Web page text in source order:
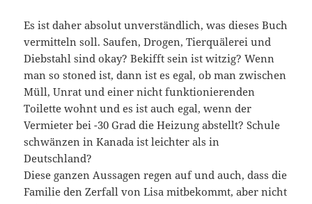
Es ist daher absolut unverständlich, was dieses Buch
vermitteln soll. Saufen, Drogen, Tierquälerei und
Diebstahl sind okay? Bekifft sein ist witzig? Wenn
man so stoned ist, dann ist es egal, ob man zwischen
Müll, Unrat und einer nicht funktionierenden
Toilette wohnt und es ist auch egal, wenn der
Vermieter bei -30 Grad die Heizung abstellt? Schule
schwänzen in Kanada ist leichter als in
Deutschland?
Diese ganzen Aussagen regen auf und auch, dass die
Familie den Zerfall von Lisa mitbekommt, aber nicht